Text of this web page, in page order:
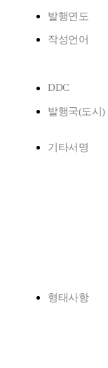
발행연도
작성언어
DDC
발행국(도시)
기타서명
형태사항